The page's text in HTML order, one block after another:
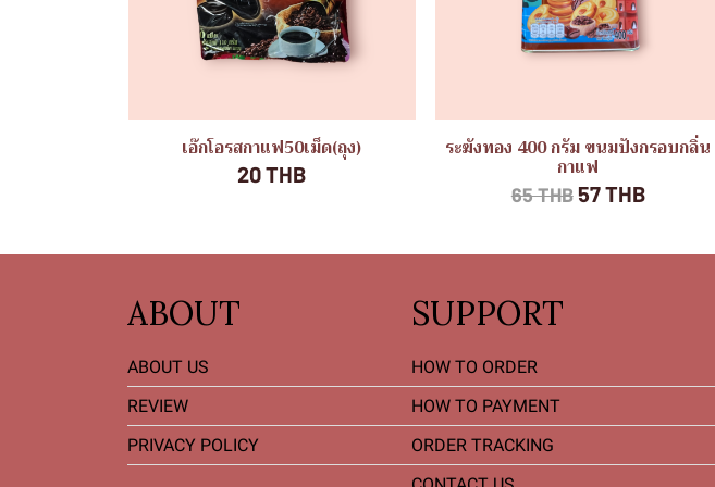
เอ๊กโอรสกาแฟ50เม็ด(ถุง)
20 THB
ระฆังทอง 400 กรัม ขนมปังกรอบกลิ่น
กาแฟ
65 THB57 THB
ABOUT
ABOUT US
REVIEW
PRIVACY POLICY
SUPPORT
HOW TO ORDER
HOW TO PAYMENT
ORDER TRACKING